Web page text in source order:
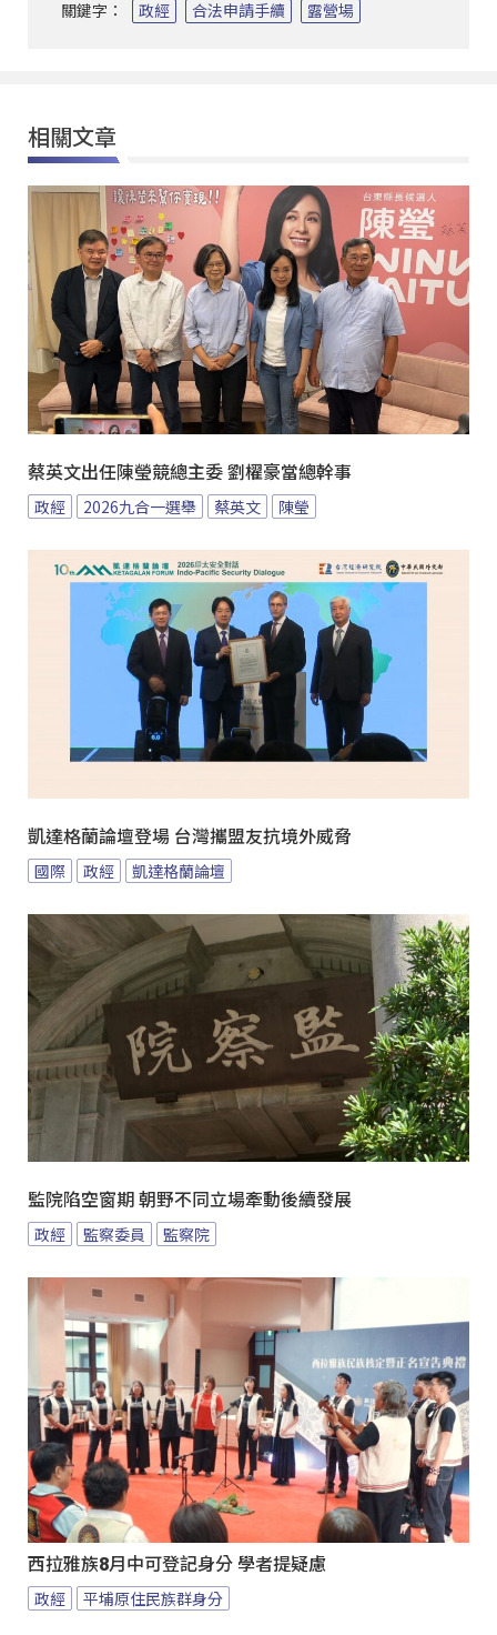
關鍵字： 政經 合法申請手續 露營場
相關文章
蔡英文出任陳瑩競總主委 劉櫂豪當總幹事
政經 2026九合一選舉 蔡英文 陳瑩
凱達格蘭論壇登場 台灣攜盟友抗境外威脅
國際 政經 凱達格蘭論壇
監院陷空窗期 朝野不同立場牽動後續發展
政經 監察委員 監察院
西拉雅族8月中可登記身分 學者提疑慮
政經 平埔原住民族群身分